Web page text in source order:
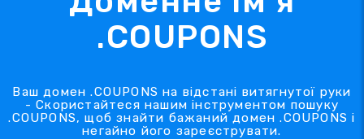
.COUPONS
Ваш домен .COUPONS на відстані витягнутої руки
- Скористайтеся нашим інструментом пошуку
.COUPONS, щоб знайти бажаний домен .COUPONS і
негайно його зареєструвати.